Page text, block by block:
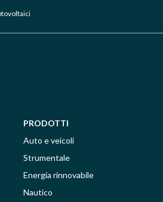
PRODOTTI
Auto e veicoli
Strumentale
Energia rinnovabile
Nautico